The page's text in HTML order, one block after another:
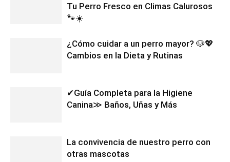
Tu Perro Fresco en Climas Calurosos
🐾☀️
¿Cómo cuidar a un perro mayor? 🐶💖
Cambios en la Dieta y Rutinas
✔Guía Completa para la Higiene
Canina≫ Baños, Uñas y Más
La convivencia de nuestro perro con
otras mascotas